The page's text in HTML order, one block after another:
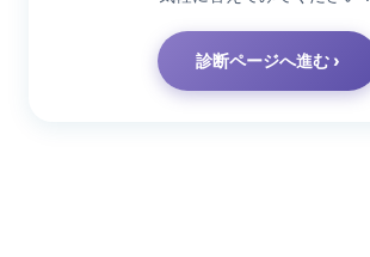
診断ページへ進む ›